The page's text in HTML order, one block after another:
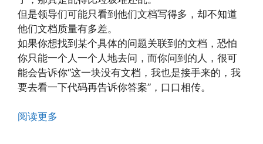
但是领导们可能只看到他们文档写得多，却不知道
他们文档质量有多差。
如果你想找到某个具体的问题关联到的文档，恐怕
你只能一个人一个人地去问，而你问到的人，很可
能会告诉你“这一块没有文档，我也是接手来的，我
要去看一下代码再告诉你答案”，口口相传。
阅读更多